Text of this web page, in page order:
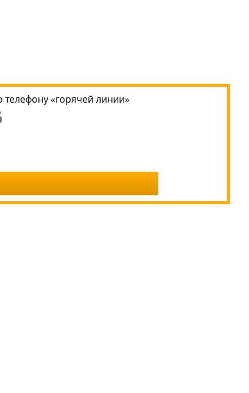
«горячей линии»